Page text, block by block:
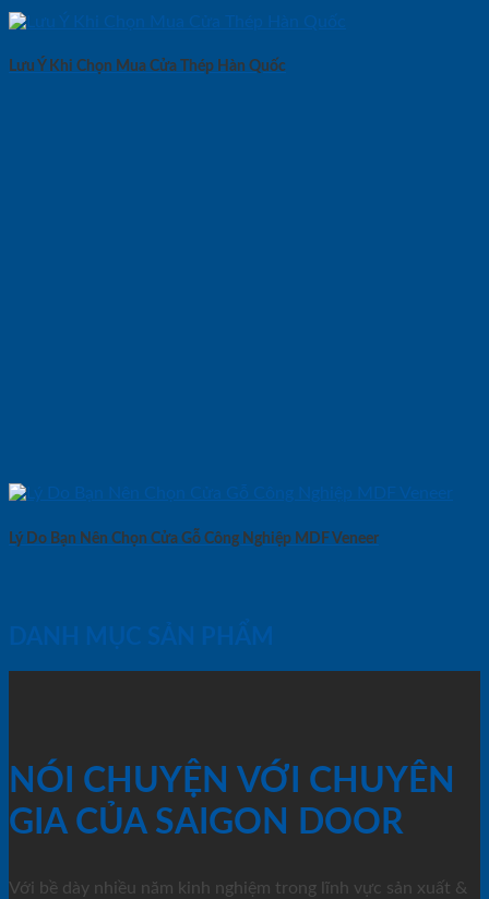
Lưu Ý Khi Chọn Mua Cửa Thép Hàn Quốc
Lý Do Bạn Nên Chọn Cửa Gỗ Công Nghiệp MDF Veneer
DANH MỤC SẢN PHẨM
NÓI CHUYỆN VỚI CHUYÊN
GIA CỦA SAIGON DOOR
Với bề dày nhiều năm kinh nghiệm trong lĩnh vực sản xuất &